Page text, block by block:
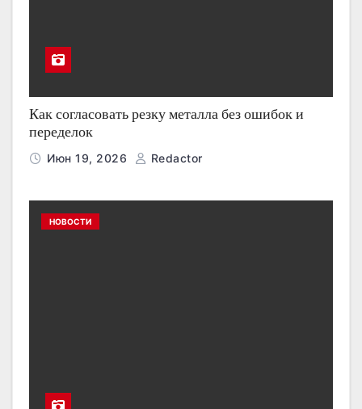
Как согласовать резку металла без ошибок и
переделок
Июн 19, 2026 Redactor
НОВОСТИ